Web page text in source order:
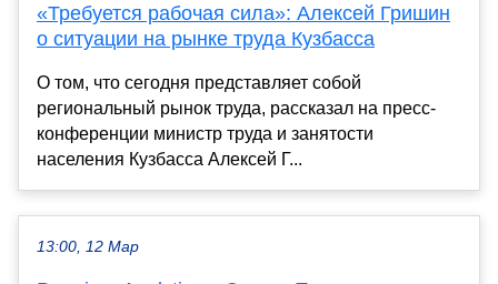
«Требуется рабочая сила»: Алексей Гришин
о ситуации на рынке труда Кузбасса
О том, что сегодня представляет собой
региональный рынок труда, рассказал на пресс-
конференции министр труда и занятости
населения Кузбасса Алексей Г...
13:00, 12 Мар